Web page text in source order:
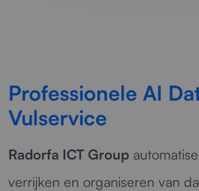
Professionele AI
Vulservice
Radorfa ICT Group
verrijken en organiseren van